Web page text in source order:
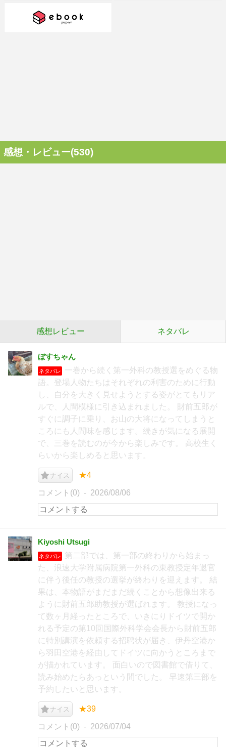
感想・レビュー(530)
感想レビュー ネタバレ
ぼすちゃん
ネタバレ
一巻から続く第一外科の教授選をめぐる物
語。登場人物たちはそれぞれの利害のために行動
し、自分を大きく見せようとする姿がとてもリア
ルで、人間模様に引き込まれました。 財前五郎が
すぐに調子に乗り、お山の大将になってしまうと
ころにも人間味を感じます。続きが気になる展開
で、三巻を読むのが今から楽しみです。 高校生く
らいから楽しめると思います。
ナイス ★4
コメント(0) 2026/08/06
Kiyoshi Utsugi
ネタバレ
第二部では、第一部の終わりから始まっ
た、浪速大学附属病院第一外科の東教授定年退官
に伴う後任の教授の選挙が終わりを迎えます。 結
果は、本物語がまだまだ続くことから想像出来る
ように財前五郎助教授が選ばれます。 教授になっ
て数ヶ月経ったところで、いきにりドイツで開か
れる予定の第10回国際外科学会会長から財前五郎
に特別講演を依頼する招聘状が届き、伊丹空港か
ら羽田空港を経由してドイツに向かうところまで
が描かれています。 面白いので図書館で借りて、
読み始めたらあっという間でした。 早速第三部を
予約したいと思います。
ナイス ★39
コメント(0) 2026/07/04